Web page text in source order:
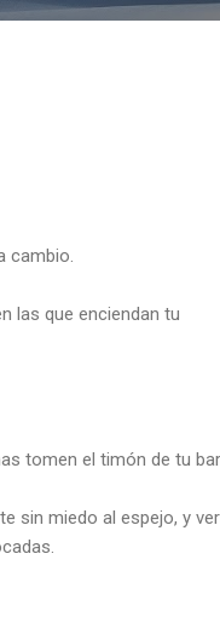
cambio.
las que enciendan tu
tomen el timón de tu
sin miedo al espejo, y